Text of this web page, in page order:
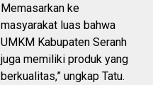
Memasarkan ke
masyarakat luas bahwa
UMKM Kabupaten Seranh
juga memiliki produk yang
berkualitas,” ungkap Tatu.